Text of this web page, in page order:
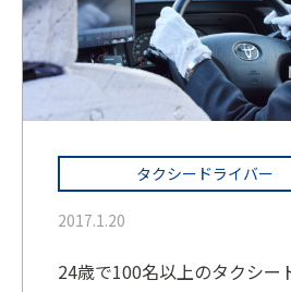
タクシードライバー
2017.1.20
24歳で100名以上のタクシー